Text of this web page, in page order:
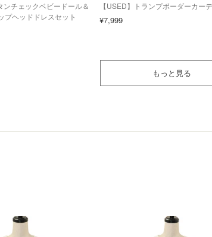
ンチェックベビードール＆
プヘッドドレスセット
【USED】トランプボーダーカー
¥7,999
もっと見る